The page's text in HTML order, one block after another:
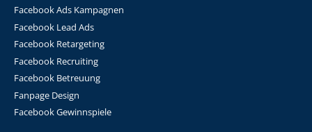
Facebook Ads Kampagnen
Facebook Lead Ads
Facebook Retargeting
Facebook Recruiting
Facebook Betreuung
Fanpage Design
Facebook Gewinnspiele